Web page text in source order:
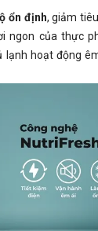
ổn định, giảm
ngon của thực
lạnh hoạt động